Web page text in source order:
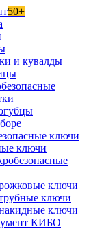
50+
и кувалды
ключи
ключи
ключи
ключи
ключи
КИБО